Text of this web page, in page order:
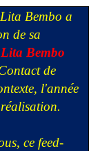
Bembo a
de sa
Lita Bembo
de
l'année
ce feed-